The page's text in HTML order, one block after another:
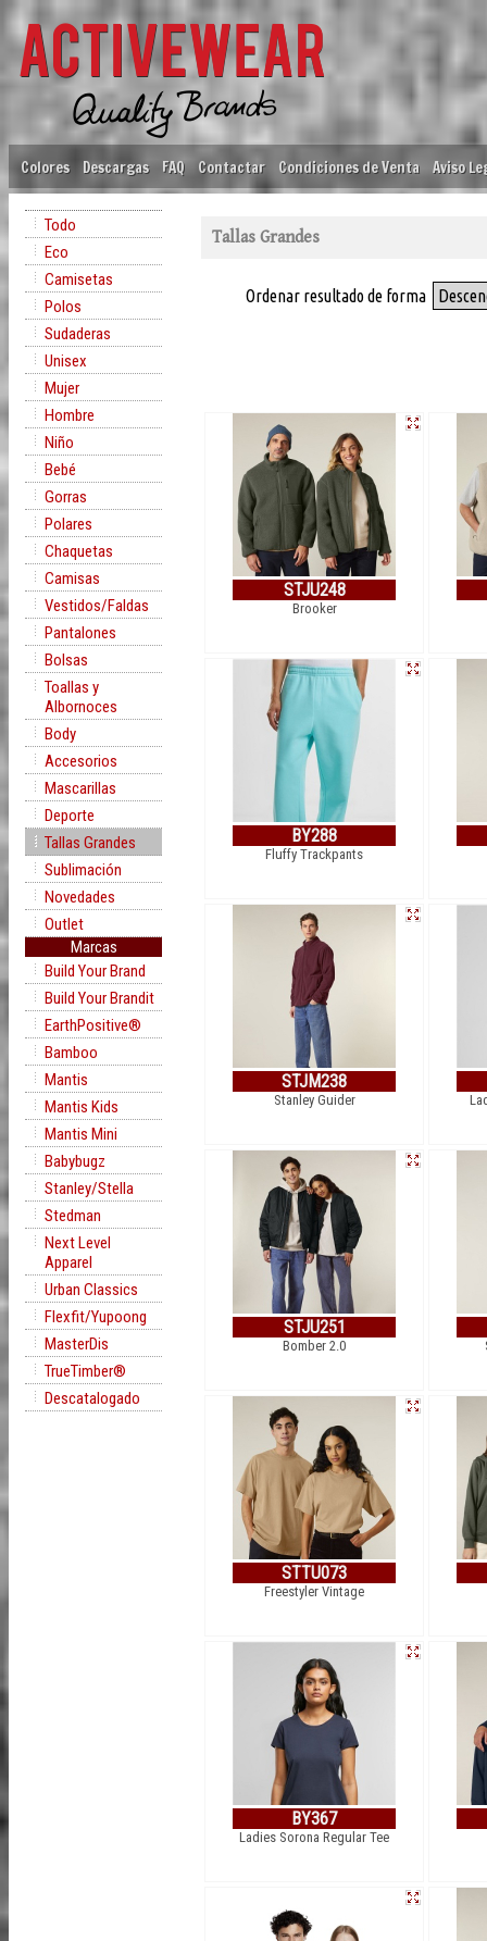
Colores Descargas FAQ Contactar Condiciones de Venta Aviso
Todo
Eco
Camisetas
Polos
Sudaderas
Unisex
Mujer
Hombre
Niño
Bebé
Gorras
Polares
Chaquetas
Camisas
Vestidos/Faldas
Pantalones
Bolsas
Toallas y
Albornoces
Body
Accesorios
Mascarillas
Deporte
Tallas Grandes
Sublimación
Novedades
Outlet
Marcas
Build Your Brand
Build Your Brandit
EarthPositive®
Bamboo
Mantis
Mantis Kids
Mantis Mini
Babybugz
Stanley/Stella
Stedman
Next Level
Apparel
Urban Classics
Flexfit/Yupoong
MasterDis
TrueTimber®
Descatalogado
Tallas Grandes
Ordenar resultado de forma
STJU248
Brooker
BY288
Fluffy Trackpants
STJM238
Stanley Guider
STJU251
Bomber 2.0
STTU073
Freestyler Vintage
BY367
Ladies Sorona Regular Tee